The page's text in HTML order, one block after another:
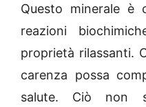
Questo minerale
reazioni
proprietà rilassanti.
carenza possa
salute. Ciò non